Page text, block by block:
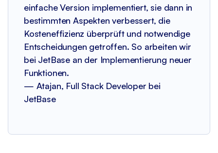
einfache Version implementiert, sie dann in
bestimmten Aspekten verbessert, die
Kosteneffizienz überprüft und notwendige
Entscheidungen getroffen. So arbeiten wir
bei JetBase an der Implementierung neuer
Funktionen.
— Atajan, Full Stack Developer bei
JetBase